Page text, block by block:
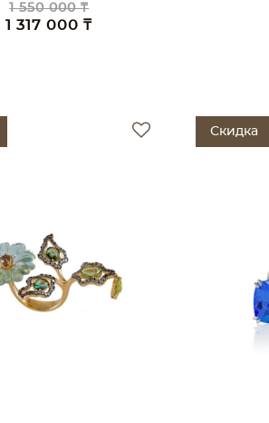
1 550 000 ₸
1 317 000 ₸
Скидка